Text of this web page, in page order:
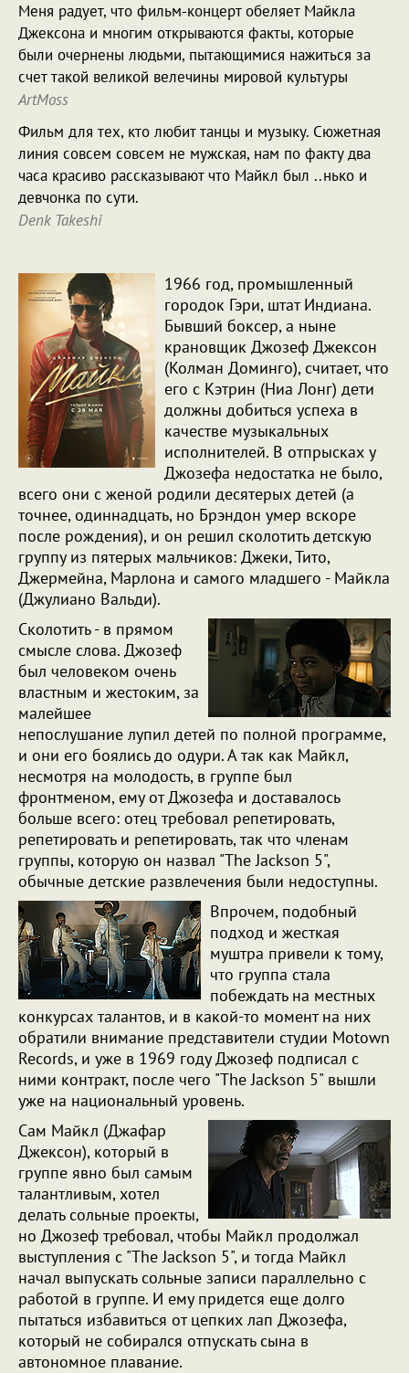
Меня радует, что фильм-концерт обеляет Майкла
Джексона и многим открываются факты, которые
были очернены людьми, пытающимися нажиться за
счет такой великой велечины мировой культуры
ArtMoss
Фильм для тех, кто любит танцы и музыку. Сюжетная
линия совсем совсем не мужская, нам по факту два
часа красиво рассказывают что Майкл был ..нько и
девчонка по сути.
Denk Takeshi
1966 год, промышленный
городок Гэри, штат Индиана.
Бывший боксер, а ныне
крановщик Джозеф Джексон
(Колман Доминго), считает, что
его с Кэтрин (Ниа Лонг) дети
должны добиться успеха в
качестве музыкальных
исполнителей. В отпрысках у
Джозефа недостатка не было,
всего они с женой родили десятерых детей (а
точнее, одиннадцать, но Брэндон умер вскоре
после рождения), и он решил сколотить детскую
группу из пятерых мальчиков: Джеки, Тито,
Джермейна, Марлона и самого младшего - Майкла
(Джулиано Вальди).
Сколотить - в прямом
смысле слова. Джозеф
был человеком очень
властным и жестоким, за
малейшее
непослушание лупил детей по полной программе,
и они его боялись до одури. А так как Майкл,
несмотря на молодость, в группе был
фронтменом, ему от Джозефа и доставалось
больше всего: отец требовал репетировать,
репетировать и репетировать, так что членам
группы, которую он назвал "The Jackson 5",
обычные детские развлечения были недоступны.
Впрочем, подобный
подход и жесткая
муштра привели к тому,
что группа стала
побеждать на местных
конкурсах талантов, и в какой-то момент на них
обратили внимание представители студии Motown
Records, и уже в 1969 году Джозеф подписал с
ними контракт, после чего "The Jackson 5" вышли
уже на национальный уровень.
Сам Майкл (Джафар
Джексон), который в
группе явно был самым
талантливым, хотел
делать сольные проекты,
но Джозеф требовал, чтобы Майкл продолжал
выступления с "The Jackson 5", и тогда Майкл
начал выпускать сольные записи параллельно с
работой в группе. И ему придется еще долго
пытаться избавиться от цепких лап Джозефа,
который не собирался отпускать сына в
автономное плавание.